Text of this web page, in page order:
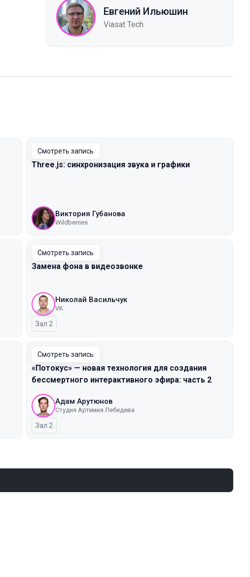
Евгений Ильюшин
Viasat Tech
Смотреть запись
Three.js: синхронизация звука и графики
Виктория Губанова
Wildberries
Смотреть запись
Замена фона в видеозвонке
Николай Васильчук
VK
Зал 2
Смотреть запись
«Потокус» — новая технология для создания
бессмертного интерактивного эфира: часть 2
Адам Арутюнов
Студия Артемия Лебедева
Зал 2